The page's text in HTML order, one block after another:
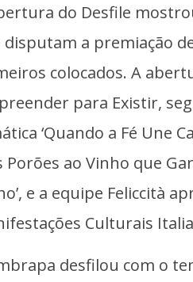
do Desfile
disputam a premiação
colocados. A
para Existir,
‘Quando a Fé Une
Porões ao Vinho que
e a equipe Feliccità
Culturais
desfilou com o